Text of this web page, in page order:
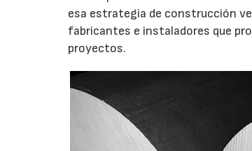
esa estrategia de construcción
fabricantes e instaladores que
proyectos.